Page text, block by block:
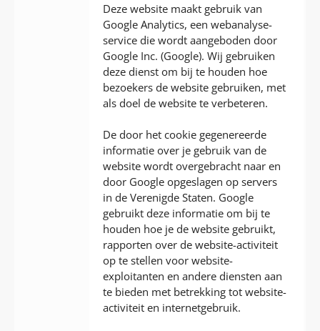
Deze website maakt gebruik van
Google Analytics, een webanalyse-
service die wordt aangeboden door
Google Inc. (Google). Wij gebruiken
deze dienst om bij te houden hoe
bezoekers de website gebruiken, met
als doel de website te verbeteren.
De door het cookie gegenereerde
informatie over je gebruik van de
website wordt overgebracht naar en
door Google opgeslagen op servers
in de Verenigde Staten. Google
gebruikt deze informatie om bij te
houden hoe je de website gebruikt,
rapporten over de website-activiteit
op te stellen voor website-
exploitanten en andere diensten aan
te bieden met betrekking tot website-
activiteit en internetgebruik.